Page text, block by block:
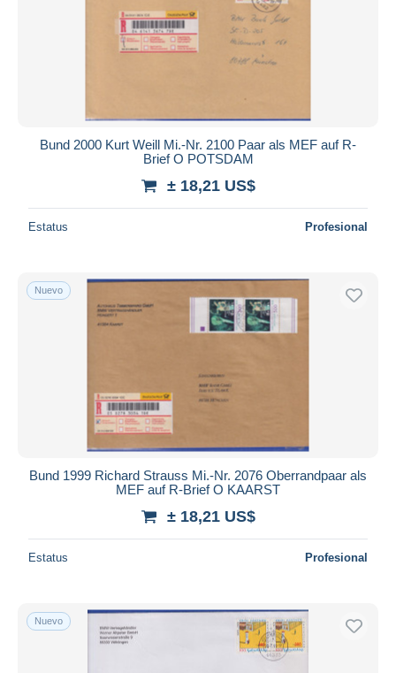
Bund 2000 Kurt Weill Mi.-Nr. 2100 Paar als MEF auf R-
Brief O POTSDAM
± 18,21 US$
Estatus Profesional
Nuevo
Bund 1999 Richard Strauss Mi.-Nr. 2076 Oberrandpaar als
MEF auf R-Brief O KAARST
± 18,21 US$
Estatus Profesional
Nuevo